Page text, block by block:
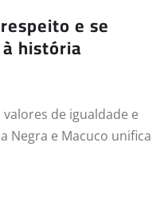
e se
história
de igualdade e
Negra e Macuco unifica